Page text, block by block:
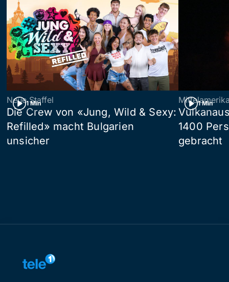
1 Min
Neue Staffel
Die Crew von «Jung, Wild & Sexy:
Refilled» macht Bulgarien
unsicher
1 Min
1400
gebracht